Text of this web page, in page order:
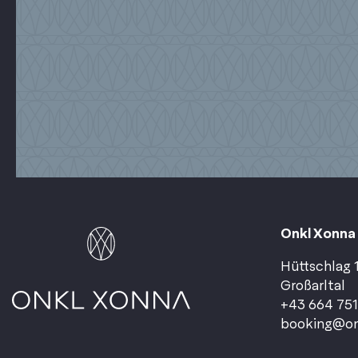
Onkl Xonna
Hüttschlag
Großarltal
+43 664